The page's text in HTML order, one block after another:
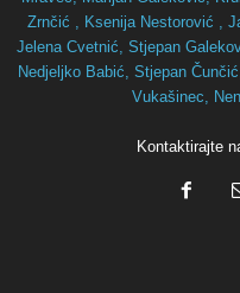
Zrnčić , Ksenija Nestorović ,
Jelena Cvetnić, Stjepan
Nedjeljko Babić, Stjepan
Vukašinec,
Kontaktirajte